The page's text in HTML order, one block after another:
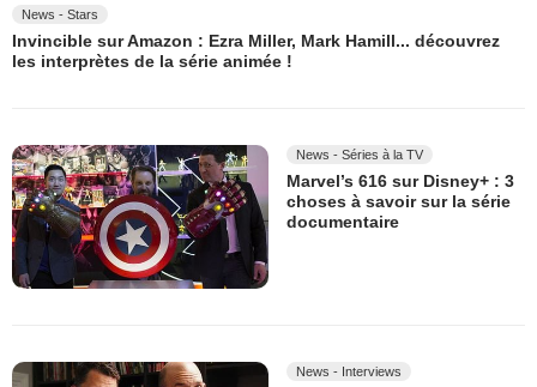
News - Stars
Invincible sur Amazon : Ezra Miller, Mark Hamill... découvrez
les interprètes de la série animée !
News - Séries à la TV
Marvel’s 616 sur Disney+ : 3
choses à savoir sur la série
documentaire
News - Interviews